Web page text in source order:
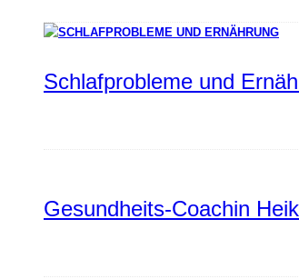
Schlafprobleme und
Gesundheits-Coachin